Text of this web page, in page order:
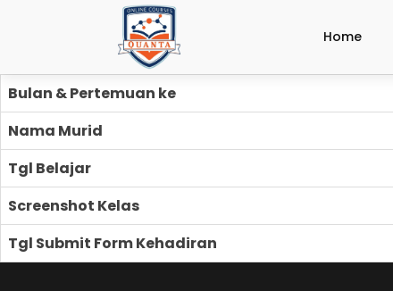
Home
Bulan & Pertemuan ke
Nama Murid
Tgl Belajar
Screenshot Kelas
Tgl Submit Form Kehadiran